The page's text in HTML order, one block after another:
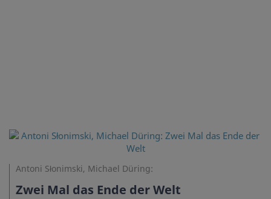
Antoni Słonimski, Michael Düring:
Zwei Mal das Ende der Welt